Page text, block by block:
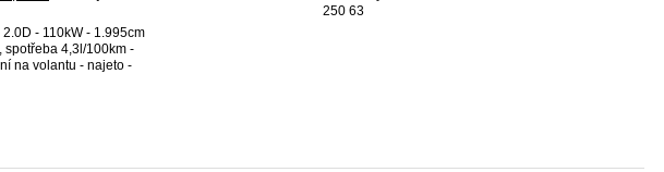
- 110kW - 1.995cm
spotřeba 4,3l/100km -
na volantu - najeto -
250 63